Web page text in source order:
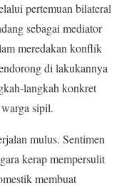
pertemuan bilateral
sebagai mediator
meredakan konflik
di lakukannya
langkah konkret
sipil.
mulus. Sentimen
kerap mempersulit
membuat